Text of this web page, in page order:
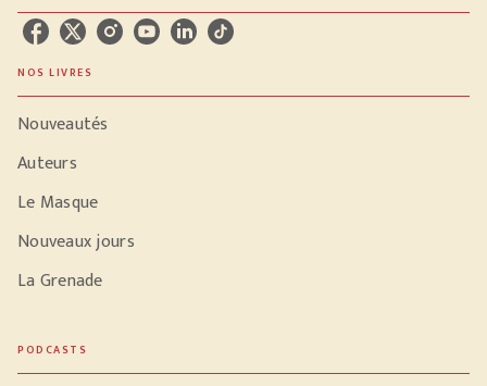
NOS LIVRES
Nouveautés
Auteurs
Le Masque
Nouveaux jours
La Grenade
PODCASTS